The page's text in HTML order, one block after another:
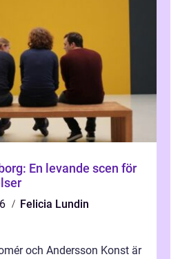
En levande scen för
Felicia Lundin
och Andersson Konst är